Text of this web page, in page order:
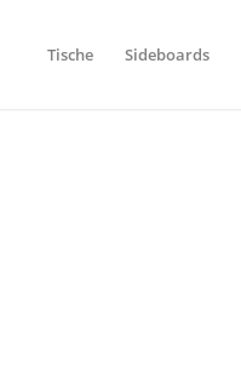
Tische Sideboards